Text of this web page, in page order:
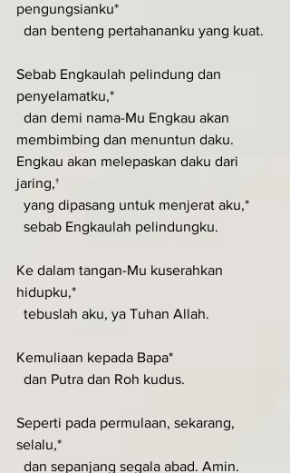
pengungsianku*
  dan benteng pertahananku yang kuat.
Sebab Engkaulah pelindung dan
penyelamatku,*
membimbing dan menuntun daku.
Engkau akan melepaskan daku dari
jaring,†
  yang dipasang untuk menjerat aku,*
  sebab Engkaulah pelindungku.
Ke dalam tangan-Mu kuserahkan
hidupku,*
  tebuslah aku, ya Tuhan Allah.
Kemuliaan kepada Bapa*
  dan Putra dan Roh kudus.
Seperti pada permulaan, sekarang,
selalu,*
  dan sepanjang segala abad. Amin.